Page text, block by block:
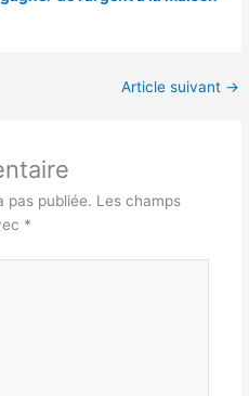
Article suivant →
pas publiée. Les champs
*